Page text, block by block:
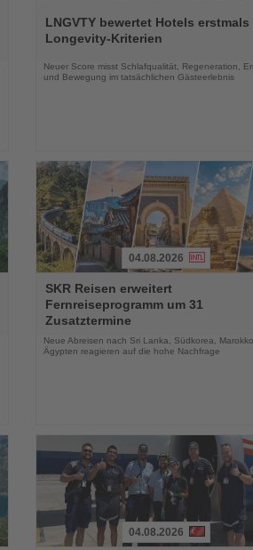
Sie
die
Nachrichten
LNGVTY bewertet Hotels erstmals
Longevity-Kriterien
Neuer Score misst Schlafqualität, Regeneration,
und Bewegung im tatsächlichen Gästeerlebnis
Sie
die
Nachrichten
04.08.2026
SKR Reisen erweitert
Fernreiseprogramm um 31
Zusatztermine
Neue Abreisen nach Sri Lanka, Südkorea,
Ägypten reagieren auf die hohe Nachfrage
04.08.2026